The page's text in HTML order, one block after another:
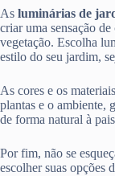
As luminárias de
criar uma sensação
vegetação. Escolha
estilo do seu jardim,
As cores e os
plantas e o ambiente,
de forma natural à
Por fim, não se
escolher suas opções